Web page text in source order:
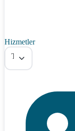
Hizmetler
Tümü